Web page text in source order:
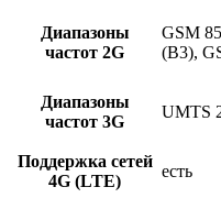
Диапазоны
частот 2G
GSM
(B3),
Диапазоны
частот 3G
UMTS
Поддержка сетей
4G (LTE)
есть